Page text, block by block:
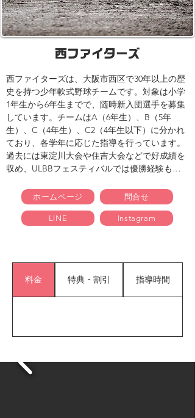
​西ファイターズ
西ファイターズは、大阪市西区で30年以上の歴
史を持つ少年軟式野球チームです。​対象は小学
1年生から6年生までで、随時新入団選手を募集
しています。​チームはA（6年生）、B（5年
生）、C（4年生）、C2（4年生以下）に分かれ
ており、各学年に応じた指導を行っています。​
過去には東淀川大会や住吉大会などで好成績を
収め、ULBBフェスティバルでは優勝経験もあ
おり、地域に根ざしたチームとして活躍してい
ます。
ホームページ 問合せ
LINE Instagram
料金 特典・割引 指導時間